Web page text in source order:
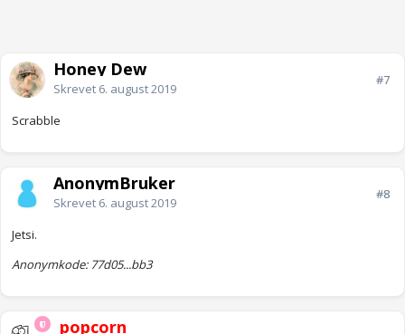
Honey Dew
Skrevet 6. august 2019
#7
Scrabble
AnonymBruker
Skrevet 6. august 2019
#8
Jetsi.
Anonymkode: 77d05...bb3
_popcorn_